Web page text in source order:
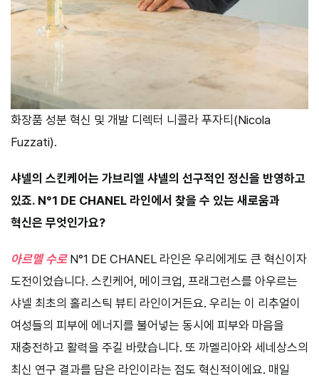
화장품 성분 혁신 및 개발 디렉터 니콜라 푸자티(Nicola
Fuzzati).
샤넬의 스킨케어는 가브리엘 샤넬의 선구적인 정신을 반영하고
있죠. N°1 DE CHANEL 라인에서 찾을 수 있는 새로움과
혁신은 무엇인가요?
아르멜 수로N°1 DE CHANEL 라인은 우리에게도 큰 혁신이자
도전이었습니다. 스킨케어, 메이크업, 프래그런스를 아우르는
샤넬 최초의 홀리스틱 뷰티 라인이거든요. 우리는 이 리추얼이
여성들의 피부에 에너지를 불어넣는 동시에 피부와 마음을
재충전하고 활력을 주길 바랐습니다. 또 까멜리아와 세네상스의
최신 연구 결과를 담은 라인이라는 점도 혁신적이에요. 매일